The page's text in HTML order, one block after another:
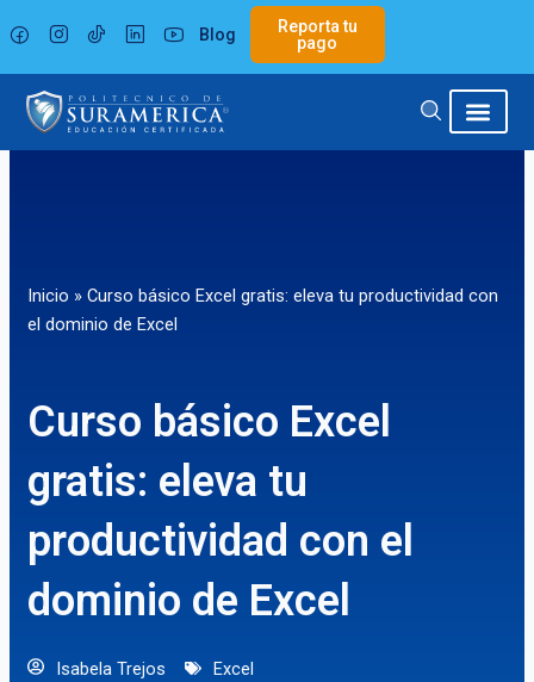
al
contenido
Blog
Reporta tu
pago
Inicio » Curso básico Excel gratis: eleva tu productividad con
el dominio de Excel
Curso básico Excel
gratis: eleva tu
productividad con el
dominio de Excel
Isabela Trejos Excel